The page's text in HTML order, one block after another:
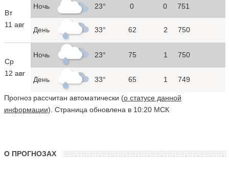
Вт
11 авг
Ночь 23° 0 0 751
День 33° 62 2 750
Ср
12 авг
Ночь 23° 75 1 750
День 33° 65 1 749
Прогноз рассчитан автоматически (о статусе данной
информации). Страница обновлена в 10:20 МСК
О ПРОГНОЗАХ